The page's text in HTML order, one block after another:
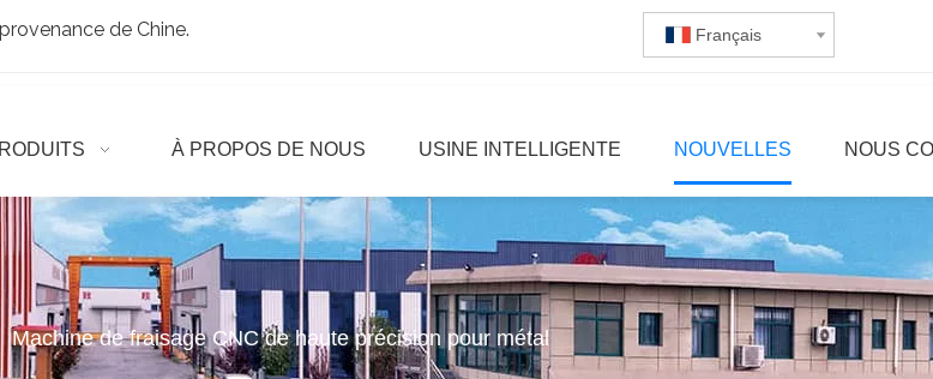
de Chine. Français
À PROPOS DE NOUS USINE INTELLIGENTE NOUVELLES NOUS
Machine de fraisage CNC de haute précision pour métal